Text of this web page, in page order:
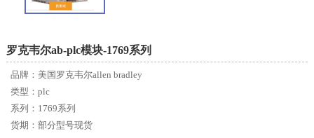
罗克韦尔ab-plc模块-1769系列
品牌：美国罗克韦尔allen bradley
类型：plc
系列：1769系列
货期：部分型号现货